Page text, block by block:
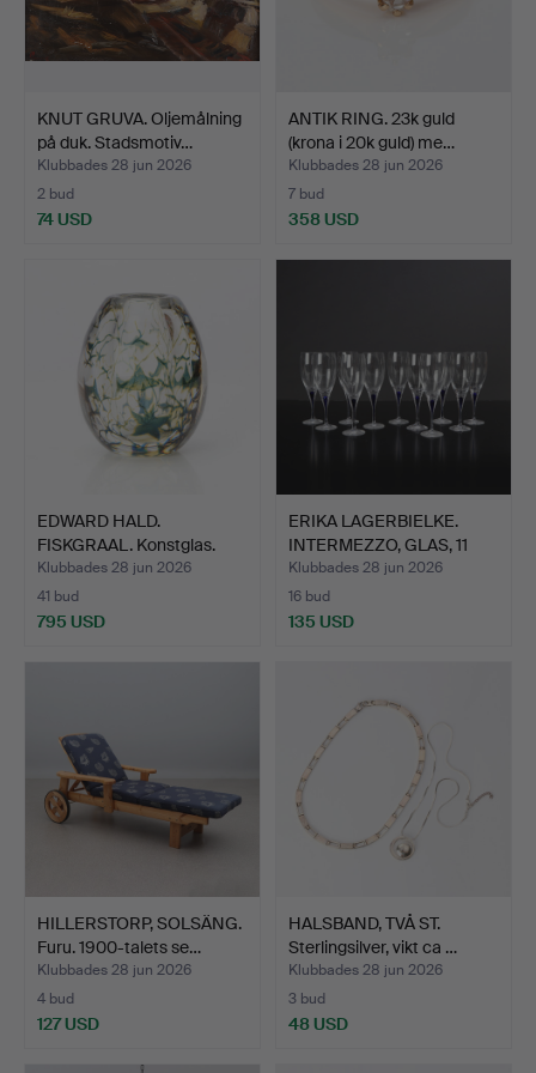
KNUT GRUVA. Oljemålning
på duk. Stadsmotiv…
Klubbades 28 jun 2026
2 bud
74 USD
ANTIK RING. 23k guld
(krona i 20k guld) me…
Klubbades 28 jun 2026
7 bud
358 USD
EDWARD HALD.
FISKGRAAL. Konstglas.
Signera…
Klubbades 28 jun 2026
41 bud
795 USD
ERIKA LAGERBIELKE.
INTERMEZZO, GLAS, 11
ST…
Klubbades 28 jun 2026
16 bud
135 USD
HILLERSTORP, SOLSÄNG.
Furu. 1900-talets se…
Klubbades 28 jun 2026
4 bud
127 USD
HALSBAND, TVÅ ST.
Sterlingsilver, vikt ca …
Klubbades 28 jun 2026
3 bud
48 USD